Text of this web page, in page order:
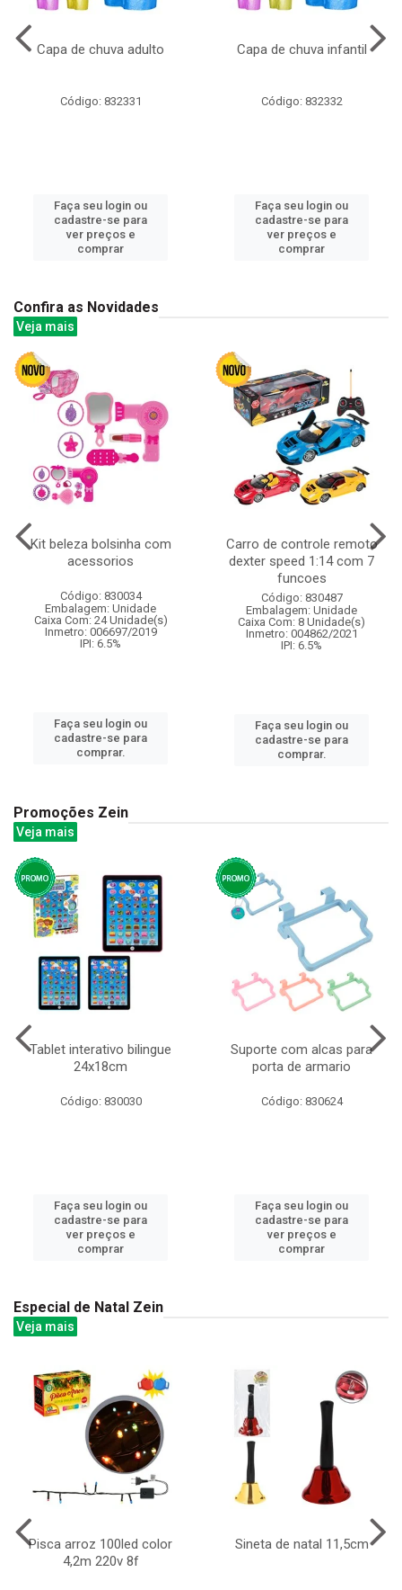
Capa de chuva adulto
Código: 832331
Faça seu login ou
cadastre-se para
ver preços e
comprar
Capa de chuva infantil
Código: 832332
Faça seu login ou
cadastre-se para
ver preços e
comprar
Confira as Novidades
Veja mais
Kit beleza bolsinha com
acessorios
Código: 830034
Embalagem: Unidade
Caixa Com: 24 Unidade(s)
Inmetro: 006697/2019
IPI: 6.5%
Faça seu login ou
cadastre-se para
comprar.
Carro de controle remoto
dexter speed 1:14 com 7
funcoes
Código: 830487
Embalagem: Unidade
Caixa Com: 8 Unidade(s)
Inmetro: 004862/2021
IPI: 6.5%
Faça seu login ou
cadastre-se para
comprar.
Promoções Zein
Veja mais
Tablet interativo bilingue
24x18cm
Código: 830030
Faça seu login ou
cadastre-se para
ver preços e
comprar
Suporte com alcas para
porta de armario
Código: 830624
Faça seu login ou
cadastre-se para
ver preços e
comprar
Especial de Natal Zein
Veja mais
Pisca arroz 100led color
4,2m 220v 8f
Sineta de natal 11,5cm